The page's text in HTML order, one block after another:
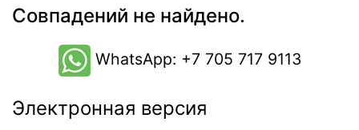
Совпадений не найдено.
WhatsApp: +7 705 717 9113
Электронная версия